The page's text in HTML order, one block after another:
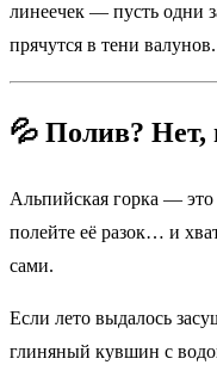
линеечек — пусть одни
прячутся в тени валунов.
💦 Полив?
Альпийская горка —
полейте её разок… и
сами.
Если лето выдалось
глиняный кувшин с